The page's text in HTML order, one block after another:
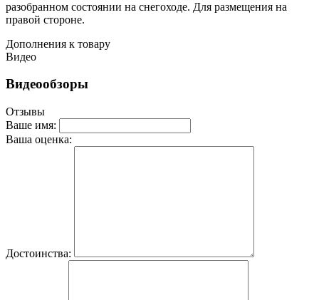
разобранном состоянии на снегоходе. Для размещения на
правой стороне.
Дополнения к товару
Видео
Видеообзоры
Отзывы
Ваше имя:
Ваша оценка:
Достоинства: